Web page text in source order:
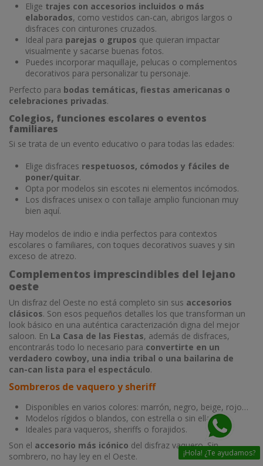
Elige trajes con accesorios incluidos o más
elaborados, como vestidos can-can, abrigos largos o
disfraces con cinturones cruzados.
Ideal para parejas o grupos que quieran impactar
visualmente y sacarse buenas fotos.
Puedes incorporar maquillaje, pelucas o complementos
decorativos para personalizar tu personaje.
Perfecto para bodas temáticas, fiestas americanas o
celebraciones privadas.
Colegios, funciones escolares o eventos
familiares
Si se trata de un evento educativo o para todas las edades:
Elige disfraces respetuosos, cómodos y fáciles de
poner/quitar.
Opta por modelos sin escotes ni elementos incómodos.
Los disfraces unisex o con tallaje amplio funcionan muy
bien aquí.
Hay modelos de indio e india perfectos para contextos
escolares o familiares, con toques decorativos suaves y sin
exceso de atrezo.
Complementos imprescindibles del lejano
oeste
Un disfraz del Oeste no está completo sin sus accesorios
clásicos. Son esos pequeños detalles los que transforman un
look básico en una auténtica caracterización digna del mejor
saloon. En La Casa de las Fiestas, además de disfraces,
encontrarás todo lo necesario para convertirte en un
verdadero cowboy, una india tribal o una bailarina de
can-can lista para el espectáculo.
Sombreros de vaquero y sheriff
Disponibles en varios colores: marrón, negro, beige, rojo…
Modelos rígidos o blandos, con estrella o sin ella.
Ideales para vaqueros, sheriffs o forajidos.
Son el accesorio más icónico del disfraz vaquero. Sin
sombrero, no hay ley en el Oeste.
¡Hola! ¿Te ayudamos?